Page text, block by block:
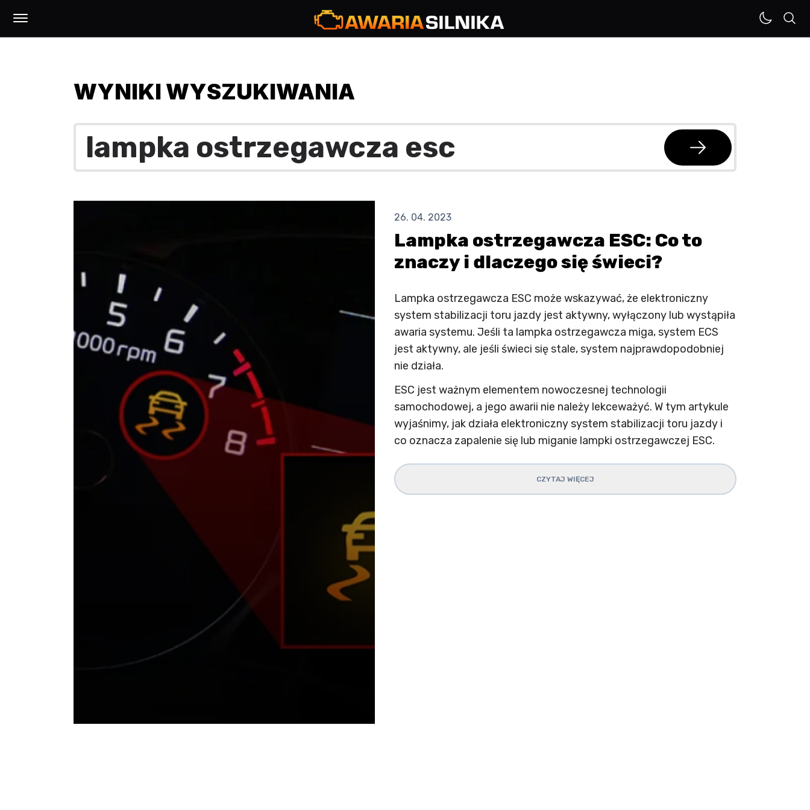
WYNIKI WYSZUKIWANIA
26. 04. 2023
Lampka ostrzegawcza ESC: Co to
znaczy i dlaczego się świeci?
Lampka ostrzegawcza ESC może wskazywać, że elektroniczny
system stabilizacji toru jazdy jest aktywny, wyłączony lub wystąpiła
awaria systemu. Jeśli ta lampka ostrzegawcza miga, system ECS
jest aktywny, ale jeśli świeci się stale, system najprawdopodobniej
nie działa.
ESC jest ważnym elementem nowoczesnej technologii
samochodowej, a jego awarii nie należy lekceważyć. W tym artykule
wyjaśnimy, jak działa elektroniczny system stabilizacji toru jazdy i
co oznacza zapalenie się lub miganie lampki ostrzegawczej ESC.
CZYTAJ WIĘCEJ